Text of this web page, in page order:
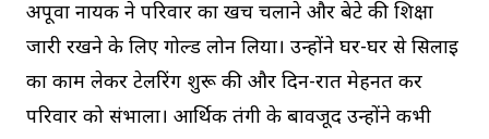
अपूर्वा नायक ने परिवार का खर्च चलाने और बेटे की शिक्षा
जारी रखने के लिए गोल्ड लोन लिया। उन्होंने घर-घर से सिलाई
का काम लेकर टेलरिंग शुरू की और दिन-रात मेहनत कर
परिवार को संभाला। आर्थिक तंगी के बावजूद उन्होंने कभी